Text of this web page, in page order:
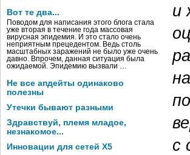
Вот те два...
Поводом для написания этого блога стала
уже вторая в течение года массовая
вирусная эпидемия. И это стало очень
неприятным прецедентом. Ведь столь
масштабных заражений не было уже очень
давно. Впрочем, данная ситуация была
ожидаемой. Эпидемию вызвали …
Не все апдейты одинаково
полезны
Утечки бывают разными
Здравствуй, племя младое,
незнакомое...
Инновации для сетей X5
и
с